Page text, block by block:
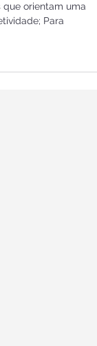
que orientam uma
Para